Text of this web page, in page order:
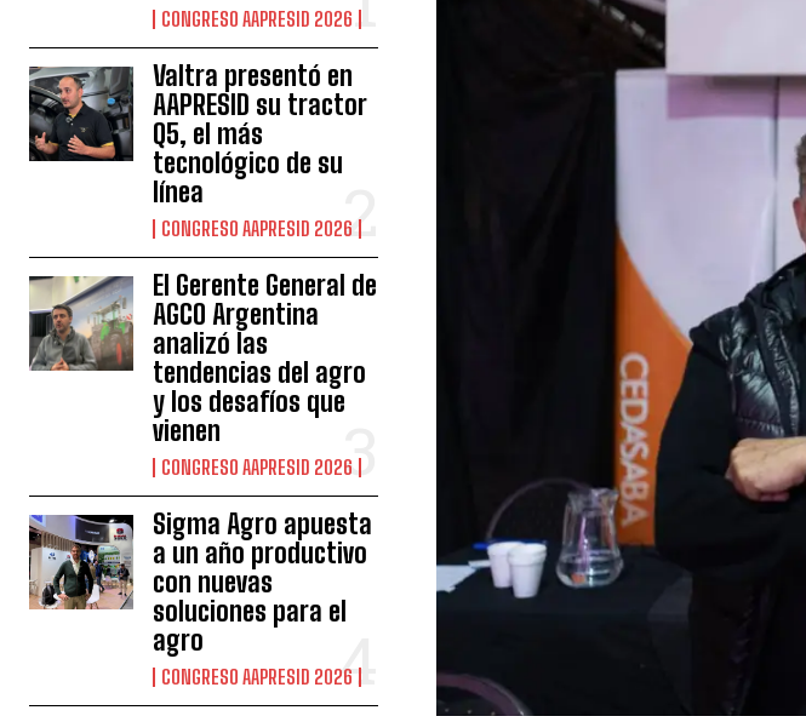
CONGRESO AAPRESID 2026
Valtra presentó en
AAPRESID su tractor
Q5, el más
tecnológico de su
línea
CONGRESO AAPRESID 2026
El Gerente General de
AGCO Argentina
analizó las
tendencias del agro
y los desafíos que
vienen
CONGRESO AAPRESID 2026
Sigma Agro apuesta
a un año productivo
con nuevas
soluciones para el
agro
CONGRESO AAPRESID 2026